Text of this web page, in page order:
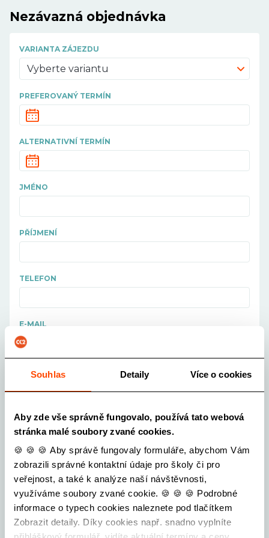
Souhlas Detaily Více o cookies
Aby zde vše správně fungovalo, používá tato webová
stránka malé soubory zvané cookies.
🍪 🍪 🍪 Aby správě fungovaly formuláře, abychom Vám
zobrazili správné kontaktní údaje pro školy či pro
veřejnost, a také k analýze naší návštěvnosti,
využíváme soubory zvané cookie. 🍪 🍪 🍪 Podrobné
informace o typech cookies naleznete pod tlačítkem
Zobrazit detaily. Díky cookies např. snadno vyplníte
Nezávazná objednávka
VARIANTA ZÁJEZDU
Vyberte variantu
PREFEROVANÝ TERMÍN
ALTERNATIVNÍ TERMÍN
JMÉNO
PŘÍJMENÍ
TELEFON
E-MAIL
ŠKOLA
Vyberte školu...
POČET ŽÁKŮ OD
-
POČET ŽÁKŮ DO
-
POČET PEDAGOGŮ
-